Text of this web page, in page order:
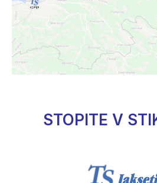
STOPITE V